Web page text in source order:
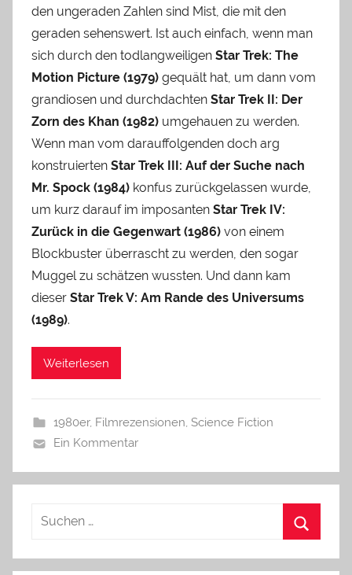
den ungeraden Zahlen sind Mist, die mit den
geraden sehenswert. Ist auch einfach, wenn man
sich durch den todlangweiligen Star Trek: The
Motion Picture (1979) gequält hat, um dann vom
grandiosen und durchdachten Star Trek II: Der
Zorn des Khan (1982) umgehauen zu werden.
Wenn man vom darauffolgenden doch arg
konstruierten Star Trek III: Auf der Suche nach
Mr. Spock (1984) konfus zurückgelassen wurde,
um kurz darauf im imposanten Star Trek IV:
Zurück in die Gegenwart (1986) von einem
Blockbuster überrascht zu werden, den sogar
Muggel zu schätzen wussten. Und dann kam
dieser Star Trek V: Am Rande des Universums
(1989).
Weiterlesen
1980er, Filmrezensionen, Science Fiction
Ein Kommentar